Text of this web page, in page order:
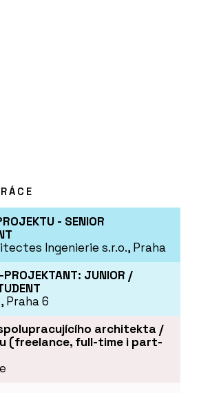
Lany - Urbania
- SENIOR
Ingenierie s.r.o., Praha
PROJEKTANT: JUNIOR /
Praha 6
architekta /
(freelance, full-time i part-